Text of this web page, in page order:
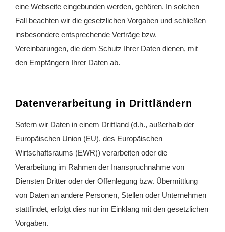
eine Webseite eingebunden werden, gehören. In solchen
Fall beachten wir die gesetzlichen Vorgaben und schließen
insbesondere entsprechende Verträge bzw.
Vereinbarungen, die dem Schutz Ihrer Daten dienen, mit
den Empfängern Ihrer Daten ab.
Datenverarbeitung in Drittländern
Sofern wir Daten in einem Drittland (d.h., außerhalb der
Europäischen Union (EU), des Europäischen
Wirtschaftsraums (EWR)) verarbeiten oder die
Verarbeitung im Rahmen der Inanspruchnahme von
Diensten Dritter oder der Offenlegung bzw. Übermittlung
von Daten an andere Personen, Stellen oder Unternehmen
stattfindet, erfolgt dies nur im Einklang mit den gesetzlichen
Vorgaben.